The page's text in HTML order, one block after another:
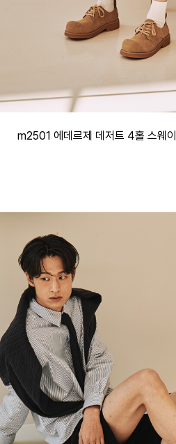
m2501 에데르제 데저트 4홀 스웨